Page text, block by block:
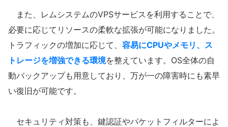
また、レムシステムのVPSサービスを利用することで、
必要に応じてリソースの柔軟な拡張が可能になりました。
トラフィックの増加に応じて、 容易にCPUやメモリ、ス
トレージを増強できる環境を整えています。OS全体の自
動バックアップも用意しており、万が一の障害時にも素早
い復旧が可能です。
セキュリティ対策も、鍵認証やパケットフィルターによ